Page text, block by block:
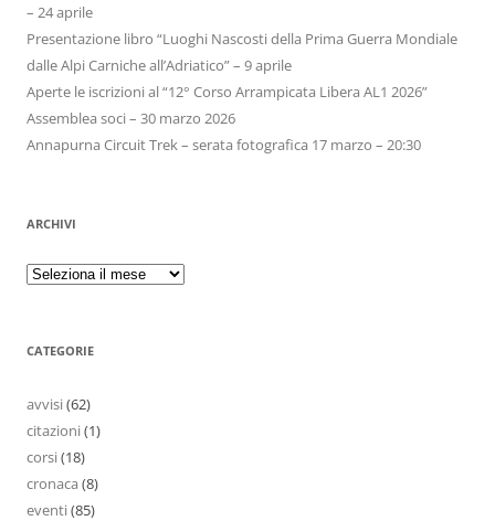
– 24 aprile
Presentazione libro “Luoghi Nascosti della Prima Guerra Mondiale
dalle Alpi Carniche all’Adriatico” – 9 aprile
Aperte le iscrizioni al “12° Corso Arrampicata Libera AL1 2026”
Assemblea soci – 30 marzo 2026
Annapurna Circuit Trek – serata fotografica 17 marzo – 20:30
ARCHIVI
CATEGORIE
avvisi(62)
citazioni(1)
corsi(18)
cronaca (8)
eventi(85)